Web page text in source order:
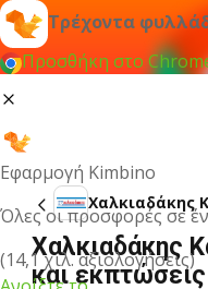
Τρέχοντα
Προσθήκη στο
Εφαρμογή Kimbino
Όλες οι προσφορές σε
(14,1 χιλ. αξιολογήσεις)
Χαλκιαδάκης
Χαλκιαδάκης
και εκπτώσεις